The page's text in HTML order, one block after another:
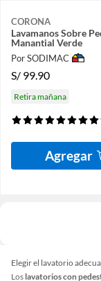
CORONA
Lavamanos Sobre
Manantial Verde
Por SODIMAC
S/ 99.90
Retira mañana
Agregar
Elegir el lavatorio
Los lavatorios con